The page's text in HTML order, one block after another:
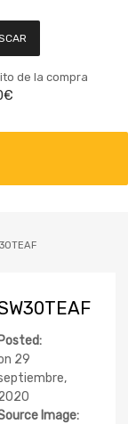
de la compra
€
Posted:
29
Image: